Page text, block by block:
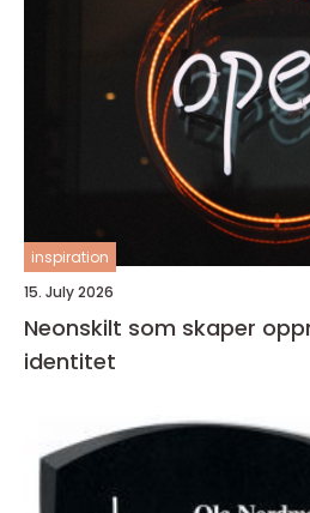
inspiration
15. July 2026
Neonskilt som skaper
identitet